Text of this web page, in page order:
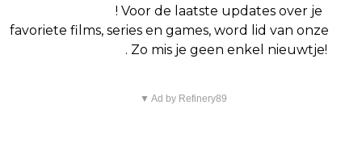
! Voor de laatste updates over je
favoriete films, series en games, word lid van onze
. Zo mis je geen enkel nieuwtje!
▼ Ad by Refinery89